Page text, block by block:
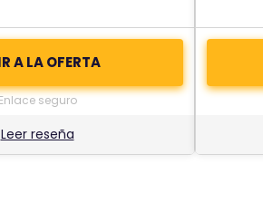
A LA OFERTA
Enlace seguro
Leer reseña